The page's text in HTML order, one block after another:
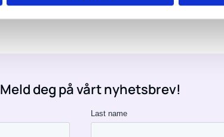
Meld deg på vårt nyhetsbrev!